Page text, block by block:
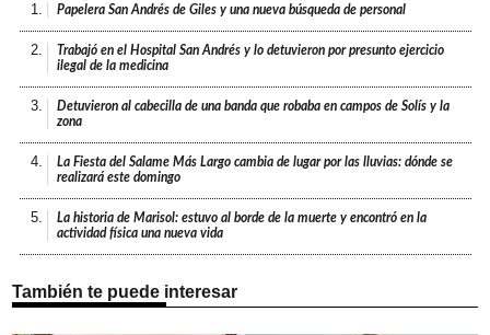
1. Papelera San Andrés de Giles y una nueva búsqueda de personal
2.
Trabajó en el Hospital San Andrés y lo detuvieron por presunto ejercicio
ilegal de la medicina
3.
Detuvieron al cabecilla de una banda que robaba en campos de Solís y la
zona
4.
La Fiesta del Salame Más Largo cambia de lugar por las lluvias: dónde se
realizará este domingo
5.
La historia de Marisol: estuvo al borde de la muerte y encontró en la
actividad física una nueva vida
También te puede interesar